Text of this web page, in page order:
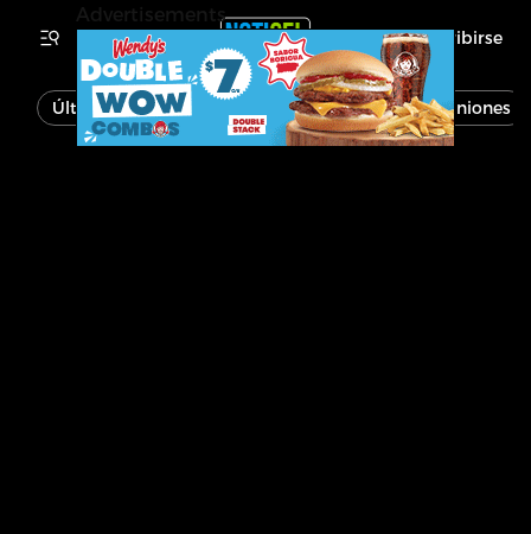
Inscribirse
Última Hora Noticias Economía Opiniones
Advertisements